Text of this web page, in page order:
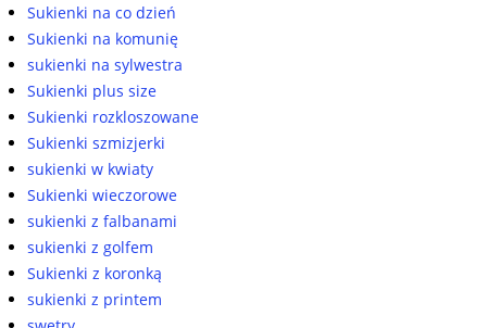
Sukienki na co dzień
Sukienki na komunię
sukienki na sylwestra
Sukienki plus size
Sukienki rozkloszowane
Sukienki szmizjerki
sukienki w kwiaty
Sukienki wieczorowe
sukienki z falbanami
sukienki z golfem
Sukienki z koronką
sukienki z printem